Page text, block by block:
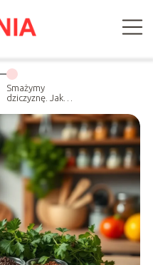
Smażymy
dziczyznę. Jak
mięso z jelenia?